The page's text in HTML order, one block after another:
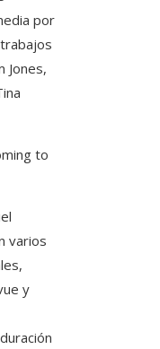
por
Jones,
to
varios
y